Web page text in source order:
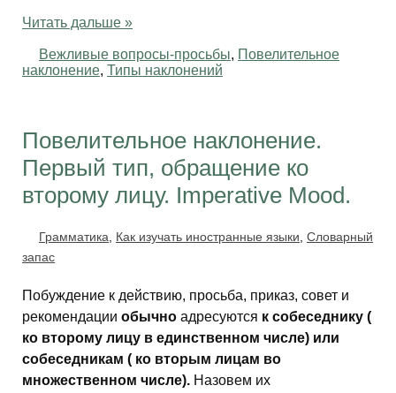
Читать дальше »
Вежливые вопросы-просьбы, Повелительное
наклонение, Типы наклонений
Повелительное наклонение.
Первый тип, обращение ко
второму лицу. Imperative Mood.
Грамматика Как изучать иностранные языки Словарный
запас
Побуждение к действию, просьба, приказ, совет и
рекомендации обычно адресуются к собеседнику (
ко второму лицу в единственном числе) или
собеседникам ( ко вторым лицам во
множественном числе). Назовем их